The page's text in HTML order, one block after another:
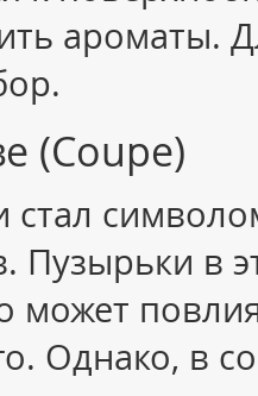
ароматы.
(Coupe)
стал
Пузырьки в
может
Однако, в